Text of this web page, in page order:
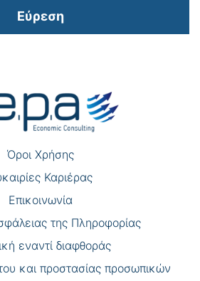
Εύρεση
Όροι Χρήσης
Καριέρας
Επικοινωνία
της Πληροφορίας
εναντί διαφθοράς
και προστασίας προσωπικών